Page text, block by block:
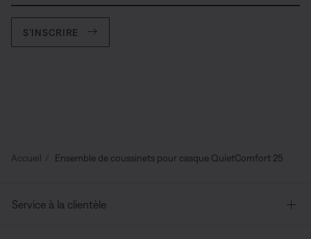
S’INSCRIRE
Accueil Ensemble de coussinets pour casque QuietComfort 25
Service à la clientèle